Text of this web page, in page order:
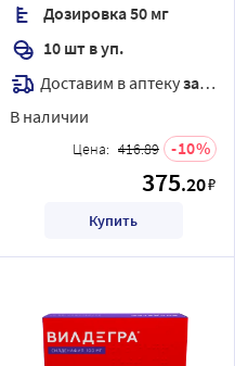
Дозировка 50 мг
10 шт в уп.
Доставим в аптекузавтра
В наличии
Цена: 416.89 10
375.20₽
Купить